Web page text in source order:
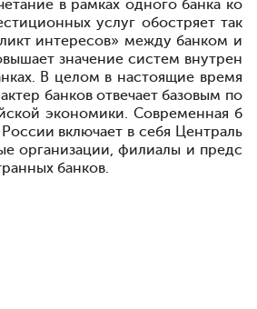
в рамках одного банка ко
услуг обостряет так
интересов» между банком и
значение систем внутрен
В целом в настоящие время
банков отвечает базовым по
экономики. Современная б
включает в себя Централь
организации, филиалы и предс
банков.